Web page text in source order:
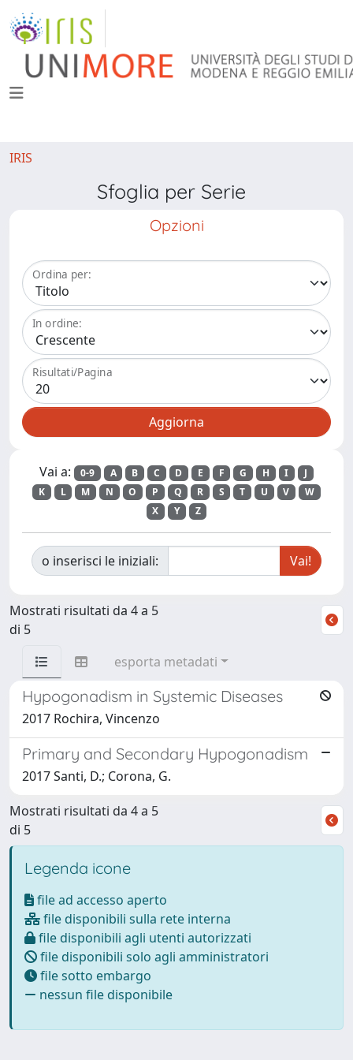
IRIS
Sfoglia per Serie
Opzioni
Ordina per:
In ordine:
Risultati/Pagina
Vai a: 0-9 A B C D E F G H I
J
K
L M N O P Q R S T U V
W
X
Y Z
o inserisci le iniziali:
Mostrati risultati da 4 a 5
di 5
esporta metadati
Hypogonadism in Systemic Diseases
2017 Rochira, Vincenzo
Primary and Secondary Hypogonadism
2017 Santi, D.; Corona, G.
Mostrati risultati da 4 a 5
di 5
Legenda icone
file ad accesso aperto
file disponibili sulla rete interna
file disponibili agli utenti autorizzati
file disponibili solo agli amministratori
file sotto embargo
nessun file disponibile